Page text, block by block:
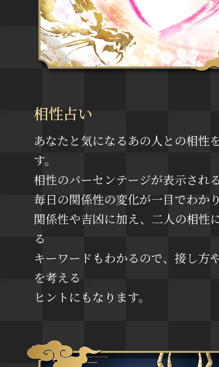
相性占い
あなたと気になるあの人との相性
す。
相性のパーセンテージが表示され
毎日の関係性の変化が一目でわか
関係性や吉凶に加え、二人の相性
る
キーワードもわかるので、接し方
を考える
ヒントにもなります。